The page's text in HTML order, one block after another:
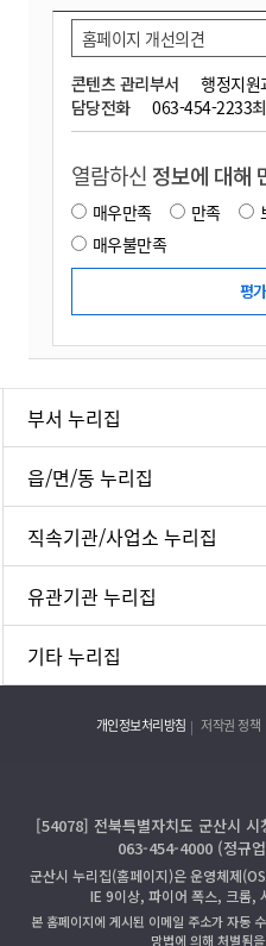
콘텐츠 관리부서
행정지원
담당전화
063-454-2233
홈페이지 개선의견
열람하신 정보에 대해
매우만족 만족
매우불만족
부서 누리집
읍/면/동 누리집
직속기관/사업소 누리집
유관기관 누리집
기타 누리집
개인정보처리방침 저작권 정책
[54078] 전북특별자치도 군산시
063-454-4000 (정규
군산시 누리집(홈페이지)은 운영체제
IE 9이상, 파이어 폭스, 크롬,
본 홈페이지에 게시된 이메일 주소가 자동
망법에 의해 처벌됨